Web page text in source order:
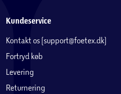
Kundeservice
Kontakt os (support@foetex.dk)
Fortryd køb
Levering
Returnering